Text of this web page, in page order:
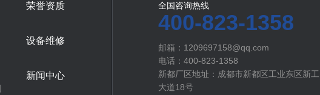
荣誉资质
设备维修
新闻中心
全国咨询热线
400-823-1358
邮箱：1209697158@qq.com
电话：400-823-1358
新都厂区地址：成都市新都区工业东区新工
大道18号